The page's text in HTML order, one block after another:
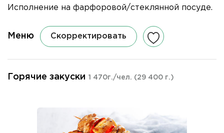
Исполнение на фарфоровой/стеклянной посуде.
Меню Скорректировать
Горячие закуски 1 470г./чел. (29 400 г.)